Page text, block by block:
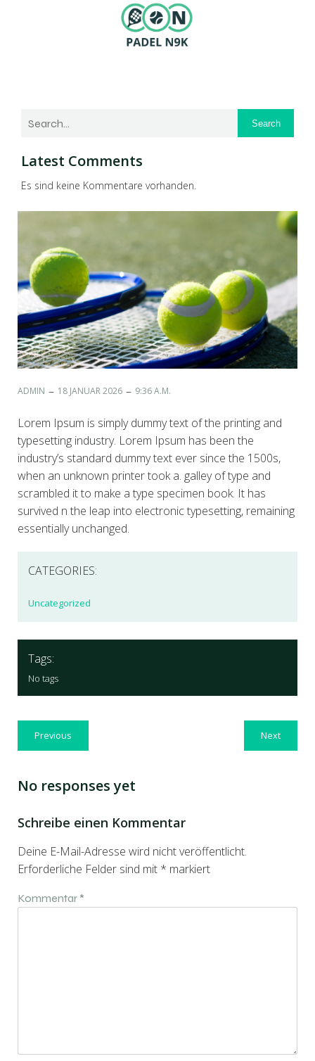
Search
Latest Comments
Es sind keine Kommentare vorhanden.
ADMIN – 18 JANUAR 2026 – 9:36 A.M.
Lorem Ipsum is simply dummy text of the printing and
typesetting industry. Lorem Ipsum has been the
industry’s standard dummy text ever since the 1500s,
when an unknown printer took a. galley of type and
scrambled it to make a type specimen book. It has
survived n the leap into electronic typesetting, remaining
essentially unchanged.
CATEGORIES:
Uncategorized
Tags:
No tags
Previous Next
No responses yet
Schreibe einen Kommentar
Deine E-Mail-Adresse wird nicht veröffentlicht.
Erforderliche Felder sind mit * markiert
Kommentar *